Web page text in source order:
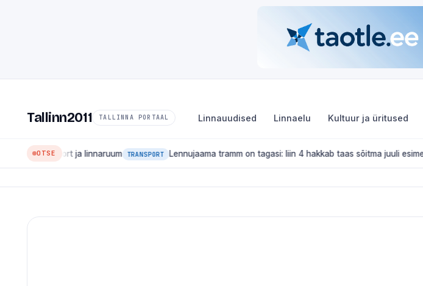
Tallinn2011 TALLINNA PORTAAL Linnauudised Linnaelu Kultuur ja üritused
OTSE
ja linnaruum TRANSPORT Lennujaama tramm on tagasi: liin 4 hakkab taas sõitma juuli esimeses pooles